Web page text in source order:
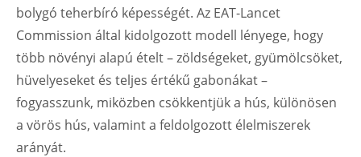
bolygó teherbíró képességét. Az EAT-Lancet
Commission által kidolgozott modell lényege, hogy
több növényi alapú ételt – zöldségeket, gyümölcsöket,
hüvelyeseket és teljes értékű gabonákat –
fogyasszunk, miközben csökkentjük a hús, különösen
a vörös hús, valamint a feldolgozott élelmiszerek
arányát.